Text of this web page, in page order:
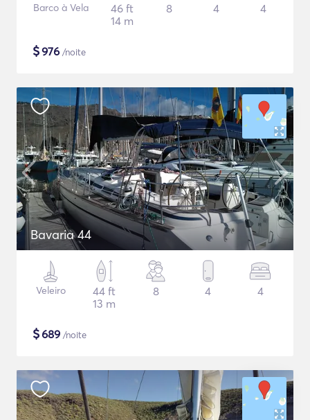
Barco à Vela
46 ft
14 m
8 4 4
$976 /noite
Bavaria 44
Veleiro
44 ft
13 m
8 4 4
$689 /noite